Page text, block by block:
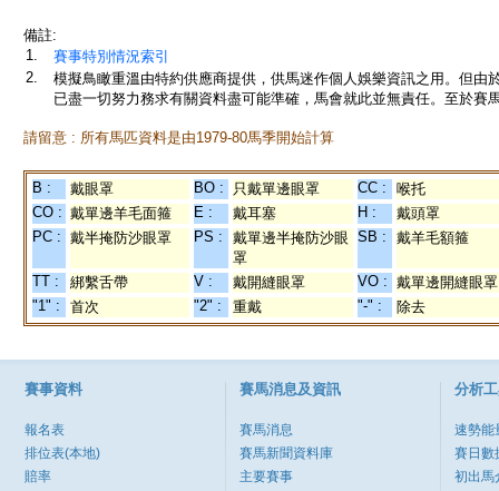
備註:
1.
賽事特別情況索引
2.
模擬鳥瞰重溫由特約供應商提供，供馬迷作個人娛樂資訊之用。但
已盡一切努力務求有關資料盡可能準確，馬會就此並無責任。至於賽
請留意 : 所有馬匹資料是由1979-80馬季開始計算
B : 戴眼罩 BO : 只戴單邊眼罩 CC :
喉托
CO : 戴單邊羊毛面箍 E : 戴耳塞 H :
戴頭罩
PC : 戴半掩防沙眼罩 PS :
戴單邊半掩防沙眼
罩
SB : 戴羊毛額箍
TT : 綁繫舌帶 V : 戴開縫眼罩 VO : 戴單邊開縫眼罩
"1" :
首次 "2" : 重戴 "-" : 除去
賽事資料
報名表
排位表(本地)
賠率
賽馬消息及資訊
賽馬消息
賽馬新聞資料庫
主要賽事
分析
速勢能
賽日數
初出馬